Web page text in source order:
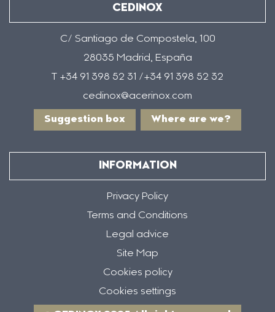
CEDINOX
C/ Santiago de Compostela, 100
28035 Madrid, España
T +34 91 398 52 31 /+34 91 398 52 32
cedinox@acerinox.com
Suggestion box Where are we?
INFORMATION
Privacy Policy
Terms and Conditions
Legal advice
Site Map
Cookies policy
Cookies settings